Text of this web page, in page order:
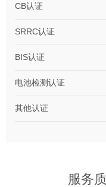
CB认证
SRRC认证
BIS认证
电池检测认证
其他认证
服务